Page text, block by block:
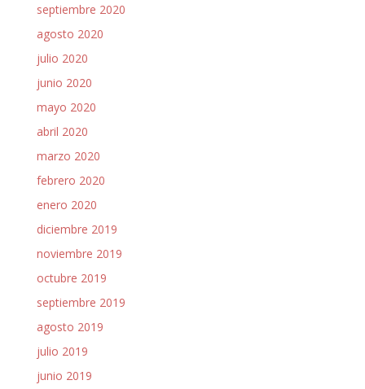
septiembre 2020
agosto 2020
julio 2020
junio 2020
mayo 2020
abril 2020
marzo 2020
febrero 2020
enero 2020
diciembre 2019
noviembre 2019
octubre 2019
septiembre 2019
agosto 2019
julio 2019
junio 2019